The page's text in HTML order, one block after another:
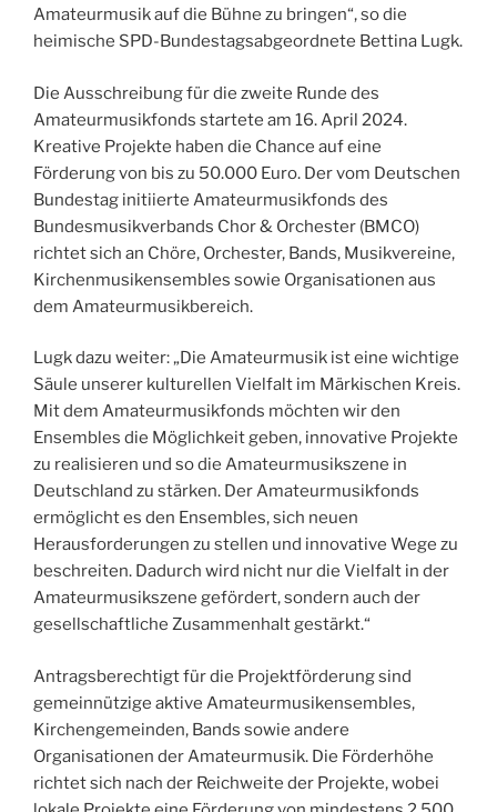
Amateurmusik auf die Bühne zu bringen“, so die
heimische SPD-Bundestagsabgeordnete Bettina Lugk.
Die Ausschreibung für die zweite Runde des
Amateurmusikfonds startete am 16. April 2024.
Kreative Projekte haben die Chance auf eine
Förderung von bis zu 50.000 Euro. Der vom Deutschen
Bundestag initiierte Amateurmusikfonds des
Bundesmusikverbands Chor & Orchester (BMCO)
richtet sich an Chöre, Orchester, Bands, Musikvereine,
Kirchenmusikensembles sowie Organisationen aus
dem Amateurmusikbereich.
Lugk dazu weiter: „Die Amateurmusik ist eine wichtige
Säule unserer kulturellen Vielfalt im Märkischen Kreis.
Mit dem Amateurmusikfonds möchten wir den
Ensembles die Möglichkeit geben, innovative Projekte
zu realisieren und so die Amateurmusikszene in
Deutschland zu stärken. Der Amateurmusikfonds
ermöglicht es den Ensembles, sich neuen
Herausforderungen zu stellen und innovative Wege zu
beschreiten. Dadurch wird nicht nur die Vielfalt in der
Amateurmusikszene gefördert, sondern auch der
gesellschaftliche Zusammenhalt gestärkt.“
Antragsberechtigt für die Projektförderung sind
gemeinnützige aktive Amateurmusikensembles,
Kirchengemeinden, Bands sowie andere
Organisationen der Amateurmusik. Die Förderhöhe
richtet sich nach der Reichweite der Projekte, wobei